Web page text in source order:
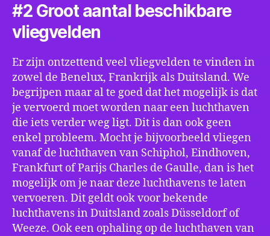
#2 Groot aantal beschikbare
vliegvelden
Er zijn ontzettend veel vliegvelden te vinden in
zowel de Benelux, Frankrijk als Duitsland. We
begrijpen maar al te goed dat het mogelijk is dat
je vervoerd moet worden naar een luchthaven
die iets verder weg ligt. Dit is dan ook geen
enkel probleem. Mocht je bijvoorbeeld vliegen
vanaf de luchthaven van Schiphol, Eindhoven,
Frankfurt of Parijs Charles de Gaulle, dan is het
mogelijk om je naar deze luchthavens te laten
vervoeren. Dit geldt ook voor bekende
luchthavens in Duitsland zoals Düsseldorf of
Weeze. Ook een ophaling op de luchthaven van